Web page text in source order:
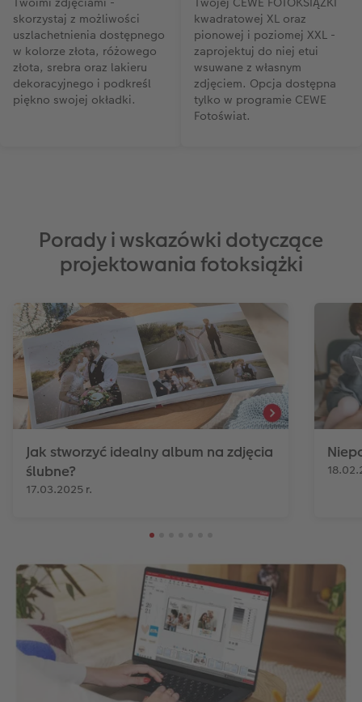
skorzystaj z możliwości
uszlachetnienia dostępnego
w kolorze złota, różowego
złota, srebra oraz lakieru
dekoracyjnego i podkreśl
piękno swojej okładki.
kwadratowej XL oraz
pionowej i poziomej XXL -
zaprojektuj do niej etui
wsuwane z własnym
zdjęciem. Opcja dostępna
tylko w programie CEWE
Fotoświat.
Porady i wskazówki dotyczące
projektowania fotoksiążki
Jak stworzyć idealny album na zdjęcia
ślubne?
17.03.2025 r.